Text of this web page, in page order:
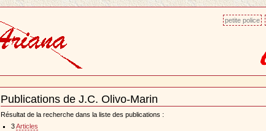
petite police
Publications de J.C. Olivo-Marin
Document
Actions
Résultat de la recherche dans la liste des publications :
3Articles